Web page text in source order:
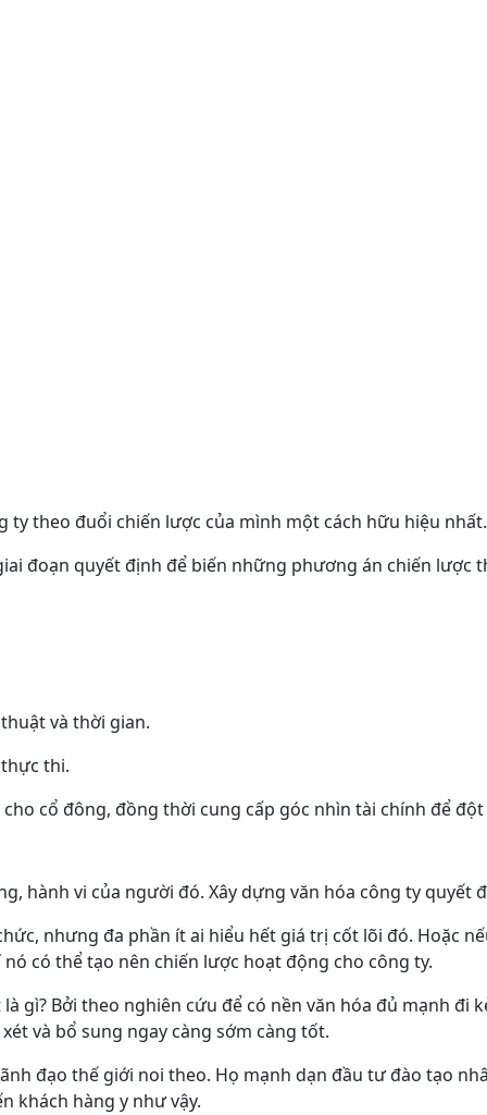
theo đuổi chiến lược của mình một cách hữu hiệu nhất.
đoạn quyết định để biến những phương án chiến
và thời gian.
thi.
cổ đông, đồng thời cung cấp góc nhìn tài chính để
hành vi của người đó. Xây dựng văn hóa công ty
nhưng đa phần ít ai hiểu hết giá trị cốt lõi đó. Hoặc
có thể tạo nên chiến lược hoạt động cho công ty.
Bởi theo nghiên cứu để có nền văn hóa đủ mạnh
và bổ sung ngay càng sớm càng tốt.
đạo thế giới noi theo. Họ mạnh dạn đầu tư đào tạo
khách hàng y như vậy.